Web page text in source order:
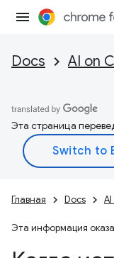
Docs AI on
Эта страница
Главная Docs
Эта информация